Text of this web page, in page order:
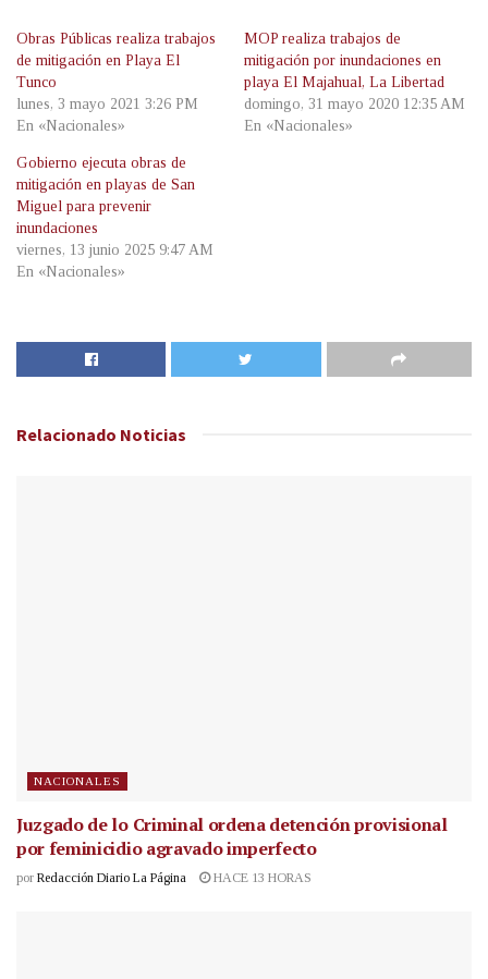
Obras Públicas realiza trabajos
de mitigación en Playa El
Tunco
lunes, 3 mayo 2021 3:26 PM
En «Nacionales»
MOP realiza trabajos de
mitigación por inundaciones en
playa El Majahual, La Libertad
domingo, 31 mayo 2020 12:35 AM
En «Nacionales»
Gobierno ejecuta obras de
mitigación en playas de San
Miguel para prevenir
inundaciones
viernes, 13 junio 2025 9:47 AM
En «Nacionales»
Relacionado Noticias
NACIONALES
Juzgado de lo Criminal ordena detención provisional
por feminicidio agravado imperfecto
por Redacción Diario La Página HACE 13 HORAS